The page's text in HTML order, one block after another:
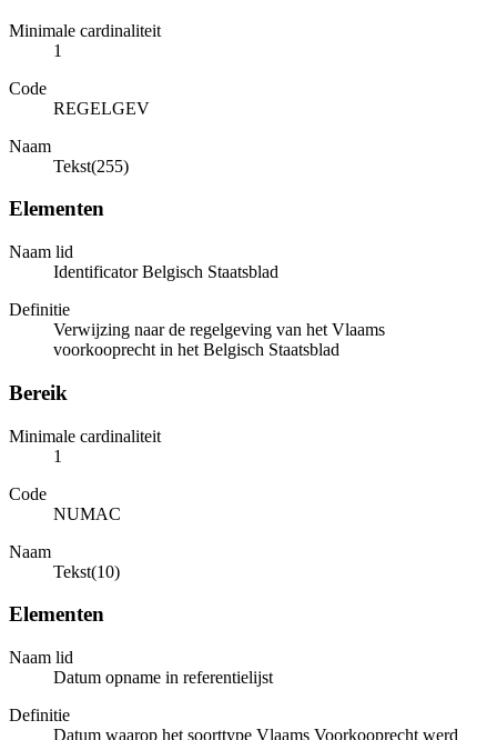
Minimale cardinaliteit
1
Code
REGELGEV
Naam
Tekst(255)
Elementen
Naam lid
Identificator Belgisch Staatsblad
Definitie
Verwijzing naar de regelgeving van het Vlaams
voorkooprecht in het Belgisch Staatsblad
Bereik
Minimale cardinaliteit
1
Code
NUMAC
Naam
Tekst(10)
Elementen
Naam lid
Datum opname in referentielijst
Definitie
Datum waarop het soorttype Vlaams Voorkooprecht werd